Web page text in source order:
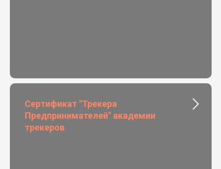
Сертификат "Трекера
Предпринимателей" академии
трекеров